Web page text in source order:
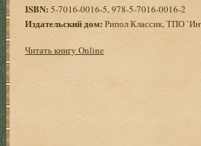
ISBN: 5-7016-0016-5, 978-5-7016-0016-2
Издательский дом: Рипол Классик, ТПО
Читать книгу Online